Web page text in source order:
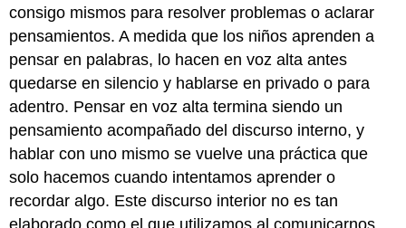
consigo mismos para resolver problemas o aclarar
pensamientos. A medida que los niños aprenden a
pensar en palabras, lo hacen en voz alta antes
quedarse en silencio y hablarse en privado o para
adentro. Pensar en voz alta termina siendo un
pensamiento acompañado del discurso interno, y
hablar con uno mismo se vuelve una práctica que
solo hacemos cuando intentamos aprender o
recordar algo. Este discurso interior no es tan